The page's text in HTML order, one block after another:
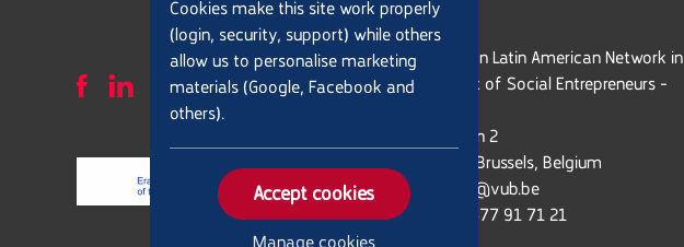
European Latin American Network in
Support of Social Entrepreneurs -
Pleinlaan 2
1050 - Brussels, Belgium
chairse@vub.be
+32(0)477 91 71 21
Cookies make this site work properly
(login, security, support) while others
allow us to personalise marketing
materials (Google, Facebook and
others).
Accept cookies